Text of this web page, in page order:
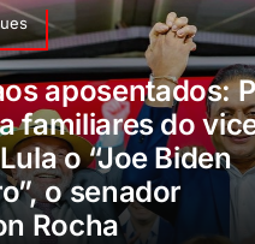
aposentados:
familiares do
o “Joe Biden
o senador
Rocha